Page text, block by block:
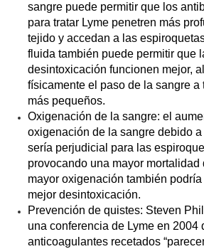
sangre puede permitir que los
para tratar Lyme penetren más
tejido y accedan a las
fluida también puede permitir que
desintoxicación funcionen mejor,
físicamente el paso de la sangre a
más pequeños.
Oxigenación de la sangre: el
oxigenación de la sangre debido
sería perjudicial para las
provocando una mayor mortalidad
mayor oxigenación también
mejor desintoxicación.
Prevención de quistes: Steven
una conferencia de Lyme en 2004
anticoagulantes recetados